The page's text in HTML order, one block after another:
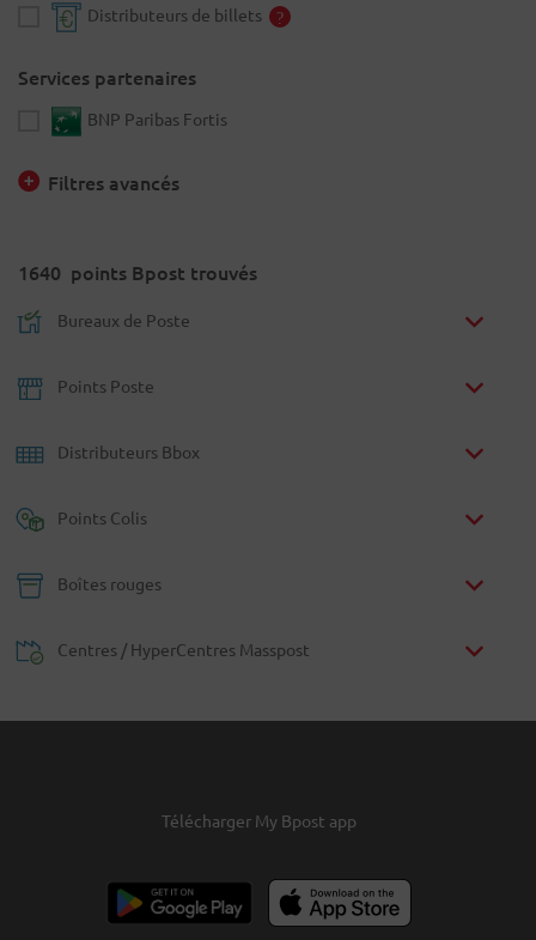
Distributeurs de billets
Services partenaires
BNP Paribas Fortis
Filtres avancés
1640 points Bpost trouvés
Bureaux de Poste
Points Poste
Distributeurs Bbox
Points Colis
Boîtes rouges
Centres / HyperCentres Masspost
Télécharger My Bpost app